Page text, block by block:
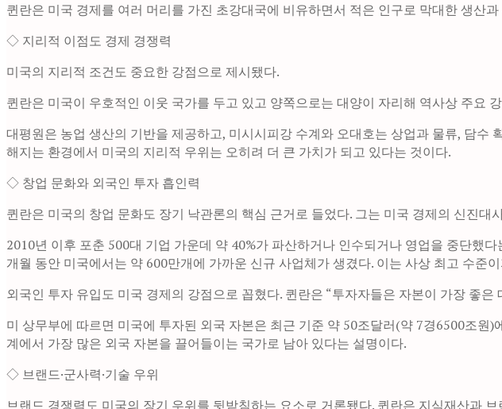
퀸란은 미국 경제를 여러 머리를 가진 초강대국에 비유하면서 적은 인구로 막대한 생산
◇ 지리적 이점도 경제 경쟁력
미국의 지리적 조건도 중요한 강점으로 제시됐다.
퀸란은 미국이 우호적인 이웃 국가를 두고 있고 양쪽으로는 대양이 자리해 역사상 주요
대평원은 농업 생산의 기반을 제공하고, 미시시피강 수계와 오대호는 상업과 물류, 담
해지는 환경에서 미국의 지리적 우위는 오히려 더 큰 가치가 되고 있다는 것이다.
◇ 창업 문화와 외국인 투자 흡인력
퀸란은 미국의 창업 문화도 장기 낙관론의 핵심 근거로 들었다. 그는 미국 경제의 신진
2010년 이후 포춘 500대 기업 가운데 약 40%가 파산하거나 인수되거나 영업을 중단했
개월 동안 미국에서는 약 600만개에 가까운 신규 사업체가 생겼다. 이는 사상 최고 수준
외국인 투자 유입도 미국 경제의 강점으로 꼽혔다. 퀸란은 “투자자들은 자본이 가장 좋
미 상무부에 따르면 미국에 투자된 외국 자본은 최근 기준 약 50조달러(약 7경6500조
계에서 가장 많은 외국 자본을 끌어들이는 국가로 남아 있다는 설명이다.
◇ 브랜드·군사력·기술 우위
브랜드 경쟁력도 미국의 장기 우위를 뒷받침하는 요소로 거론됐다. 퀸란은 지식재산과